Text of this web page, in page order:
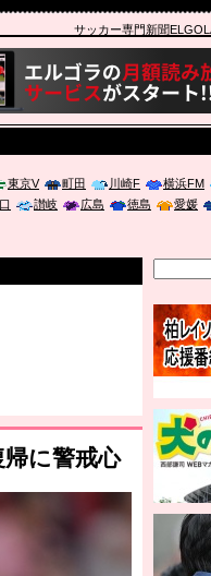
サッカー専門新聞
東京V 町田 川崎F 横浜FM
讃岐 広島 徳島 愛媛
時代の猛暑対策～」に登壇
帰に警戒心